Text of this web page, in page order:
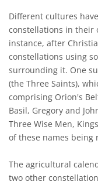
Different cultures
constellations in their
instance, after
constellations using
surrounding it. One
(the Three Saints),
comprising Orion's
Basil, Gregory and
Three Wise Men,
of these names
The agricultural
two other